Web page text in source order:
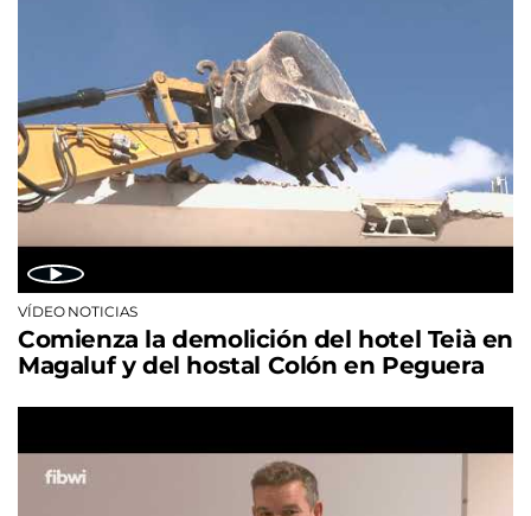
VÍDEO NOTICIAS
Comienza la demolición del hotel Teià en
Magaluf y del hostal Colón en Peguera